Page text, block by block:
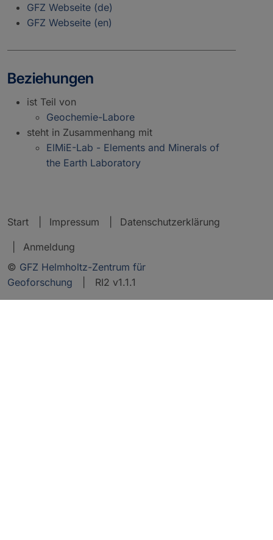
GFZ Webseite (de)
GFZ Webseite (en)
Beziehungen
ist Teil von
Geochemie-Labore
steht in Zusammenhang mit
ElMiE-Lab - Elements and Minerals of
the Earth Laboratory
Start Impressum Datenschutzerklärung
Anmeldung
© GFZ Helmholtz-Zentrum für
Geoforschung | RI2 v1.1.1